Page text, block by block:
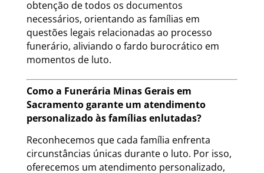
obtenção de todos os documentos
necessários, orientando as famílias em
questões legais relacionadas ao processo
funerário, aliviando o fardo burocrático em
momentos de luto.
Como a Funerária Minas Gerais em
Sacramento garante um atendimento
personalizado às famílias enlutadas?
Reconhecemos que cada família enfrenta
circunstâncias únicas durante o luto. Por isso,
oferecemos um atendimento personalizado,